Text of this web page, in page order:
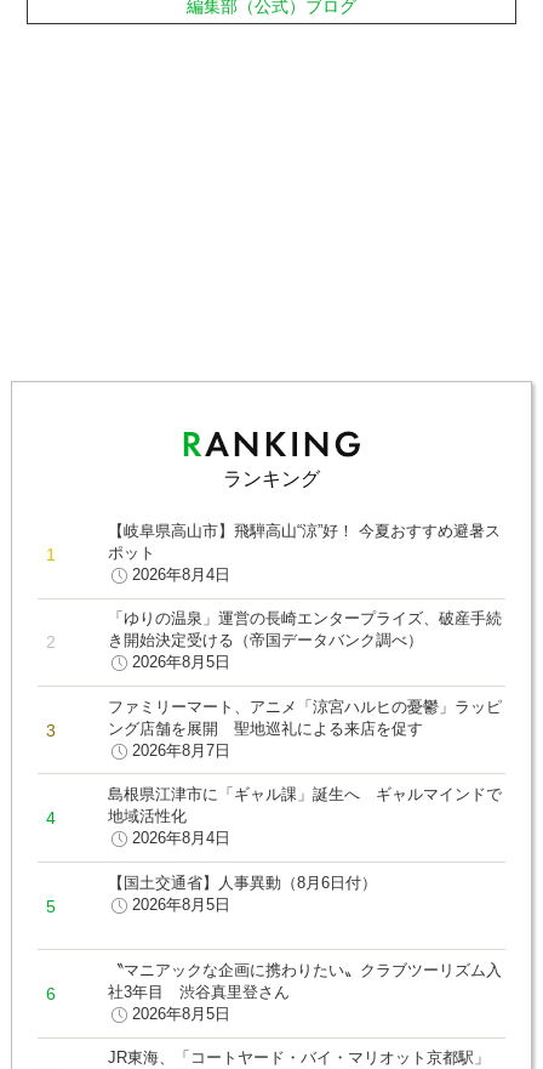
編集部（公式）ブログ
ランキング
【岐阜県高山市】飛騨高山“涼”好！ 今夏おすすめ避暑ス
ポット
2026年8月4日
「ゆりの温泉」運営の長崎エンタープライズ、破産手続
き開始決定受ける（帝国データバンク調べ）
2026年8月5日
ファミリーマート、アニメ「涼宮ハルヒの憂鬱」ラッピ
ング店舗を展開 聖地巡礼による来店を促す
2026年8月7日
島根県江津市に「ギャル課」誕生へ ギャルマインドで
地域活性化
2026年8月4日
【国土交通省】人事異動（8月6日付）
2026年8月5日
〝マニアックな企画に携わりたい〟クラブツーリズム入
社3年目 渋谷真里登さん
2026年8月5日
JR東海、「コートヤード・バイ・マリオット京都駅」